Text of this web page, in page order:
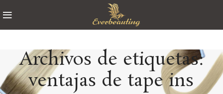
Archivos de etiquetas:
ventajas de tape ins